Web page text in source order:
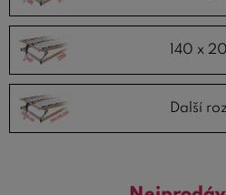
140 x
Další